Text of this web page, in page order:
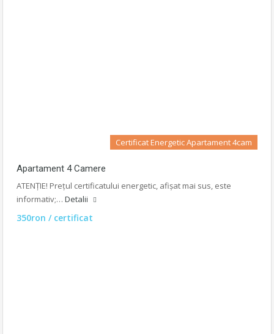
Certificat Energetic Apartament 4cam
Apartament 4 Camere
ATENȚIE! Prețul certificatului energetic, afișat mai sus, este
informativ;… Detalii
350ron / certificat